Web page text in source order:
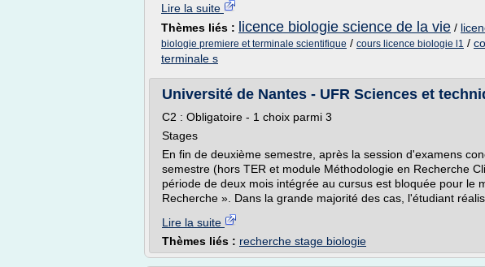
Lire la suite
Thèmes liés :
licence biologie science de la vie /
biologie premiere et terminale scientifique / cours licence biologie l1 /
terminale s
Université de Nantes - UFR Sciences et
C2 : Obligatoire - 1 choix parmi 3
Stages
En fin de deuxième semestre, après la session d'examens
semestre (hors TER et module Méthodologie en Recherche
période de deux mois intégrée au cursus est bloquée pour le
Recherche ». Dans la grande majorité des cas, l'étudiant
Lire la suite
Thèmes liés : recherche stage biologie